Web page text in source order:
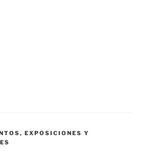
EXPOSICIONES Y